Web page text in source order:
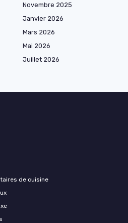
Novembre 2025
Janvier 2026
Mars 2026
Mai 2026
Juillet 2026
de cuisine